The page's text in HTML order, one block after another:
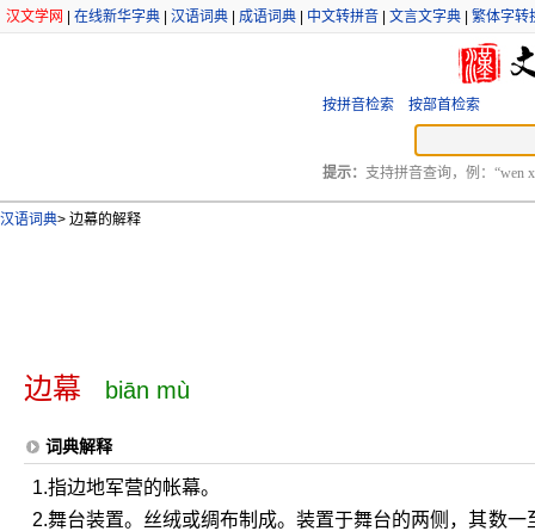
汉文学网 在线新华字典 汉语词典 成语词典 中文转拼音 文言文字典 繁体字转
按拼音检索 按部首检索
提示： 支持拼音查询，例：“wen
汉语词典> 边幕的解释
边幕 biān mù
词典解释
1.指边地军营的帐幕。
2.舞台装置。丝绒或绸布制成。装置于舞台的两侧，其数